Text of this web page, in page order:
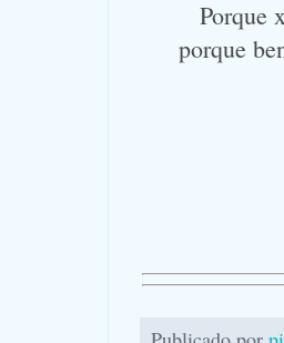
Porque
porque